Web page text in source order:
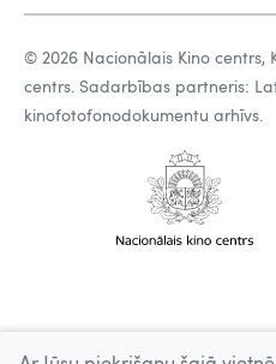
© 2026 Nacionālais Kino centrs,
centrs. Sadarbības partneris:
kinofotofonodokumentu arhīvs.